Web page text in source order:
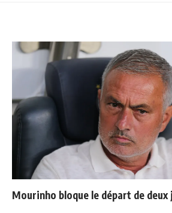
Mourinho bloque le départ de deux